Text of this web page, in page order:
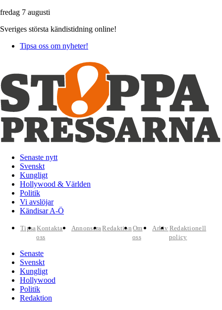
fredag 7 augusti
Sveriges största kändistidning online!
Tipsa oss om nyheter!
Senaste nytt
Svenskt
Kungligt
Hollywood & Världen
Politik
Vi avslöjar
Kändisar A-Ö
TipsaKontakta
oss
AnnonseraRedaktion Om
oss
Arkiv Redaktionell
policy
Senaste
Svenskt
Kungligt
Hollywood
Politik
Redaktion